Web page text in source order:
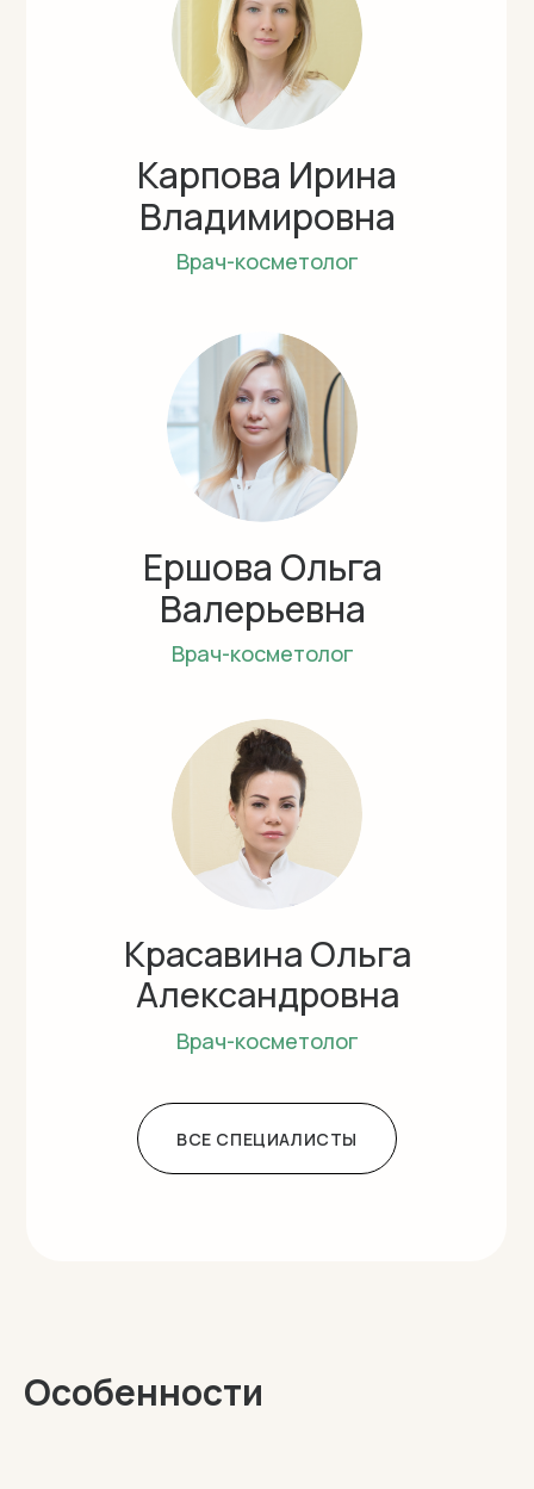
Врач-косметолог
Красавина Ольга
Александровна
Врач-косметолог
Врач-косметолог
Ершова Ольга
Валерьевна
Карпова Ирина
Владимировна
ВСЕ СПЕЦИАЛИСТЫ
Особенности